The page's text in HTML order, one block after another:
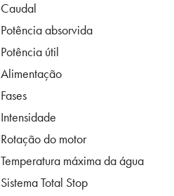
Caudal
Potência absorvida
Potência útil
Alimentação
Fases
Intensidade
Rotação do motor
Temperatura máxima da água
Sistema Total Stop